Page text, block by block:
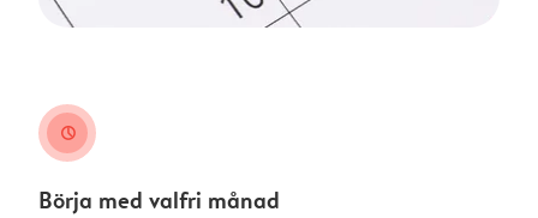
clock
Börja med valfri månad